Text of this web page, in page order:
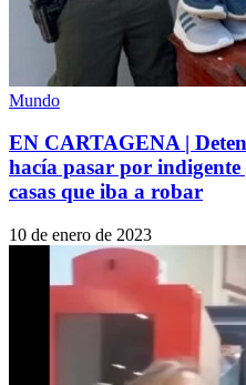
Mundo
EN CARTAGENA |
hacía pasar por
casas que iba a robar
10 de enero de 2023